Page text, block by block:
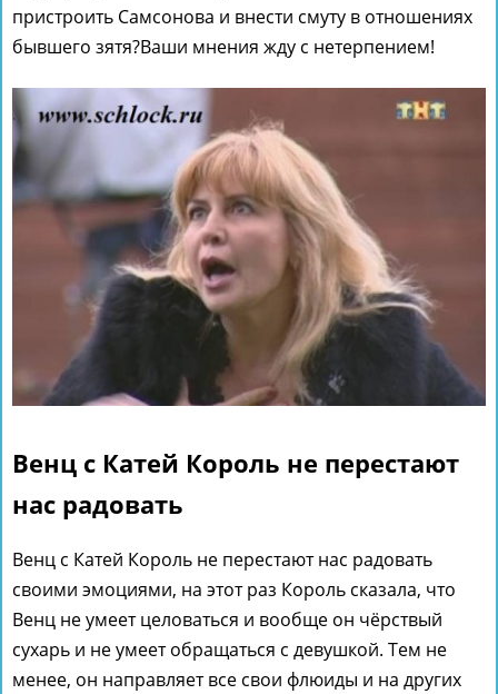
пристроить Самсонова и внести смуту в отношениях
бывшего зятя?Ваши мнения жду с нетерпением!
Венц с Катей Король не перестают
нас радовать
Венц с Катей Король не перестают нас радовать
своими эмоциями, на этот раз Король сказала, что
Венц не умеет целоваться и вообще он чёрствый
сухарь и не умеет обращаться с девушкой. Тем не
менее, он направляет все свои флюиды и на других